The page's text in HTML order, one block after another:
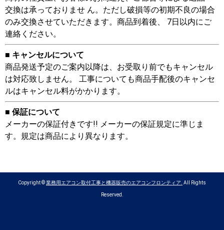
交換は承っておりませ ん。ただし破損等の初期不良の場合
のみ交換させていただきます。商品到着後、 7日以内にご
連絡ください。
■ キャンセルについて
商品発送予定のご案内以降は、お受取り前でもキャンセル
は対応致しません。 工事についても商品手配後のキャンセ
ルはキャンセル料がかかります。
■ 保証について
メーカーの保証付きです!! メーカーの保証規定に準じま
す。規定は商品により異なります。
Copyright ©業務用エアコン取付工事と機器販売のエアコンフロンティア. All Rights
Reserved.